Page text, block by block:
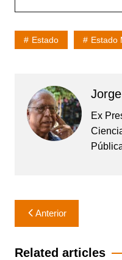
Estado Estado
Ex
Navegación
de
entradas
Anterior
Related articles